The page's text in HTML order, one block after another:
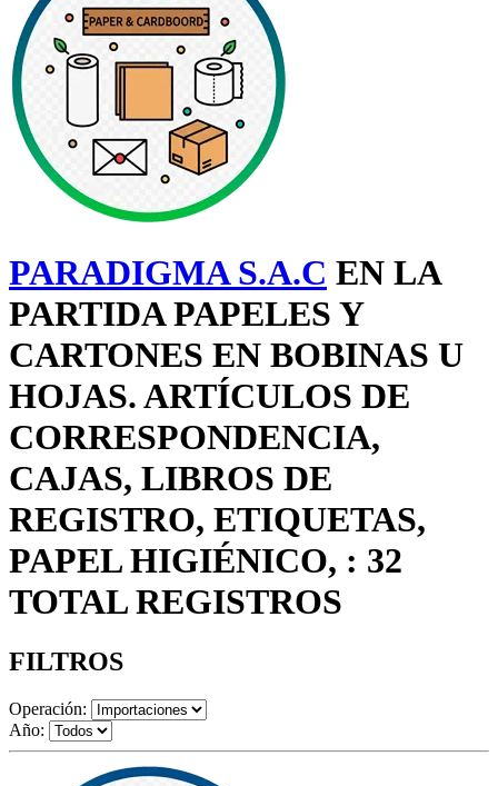
PARADIGMA S.A.C EN LA
PARTIDA PAPELES Y
CARTONES EN BOBINAS U
HOJAS. ARTÍCULOS DE
CORRESPONDENCIA,
CAJAS, LIBROS DE
REGISTRO, ETIQUETAS,
PAPEL HIGIÉNICO, : 32
TOTAL REGISTROS
FILTROS
Operación:
Año: